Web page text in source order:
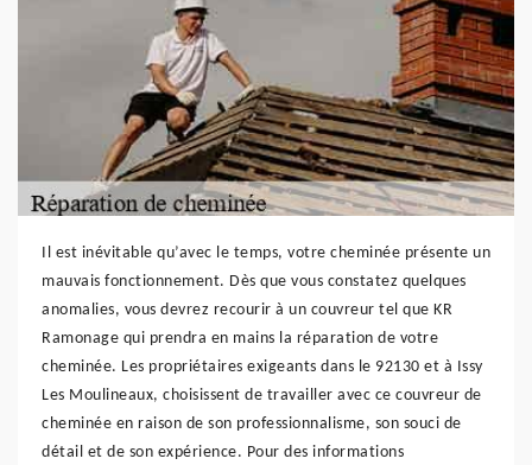
Il est inévitable qu’avec le temps, votre cheminée présente un
mauvais fonctionnement. Dès que vous constatez quelques
anomalies, vous devrez recourir à un couvreur tel que KR
Ramonage qui prendra en mains la réparation de votre
cheminée. Les propriétaires exigeants dans le 92130 et à Issy
Les Moulineaux, choisissent de travailler avec ce couvreur de
cheminée en raison de son professionnalisme, son souci de
détail et de son expérience. Pour des informations